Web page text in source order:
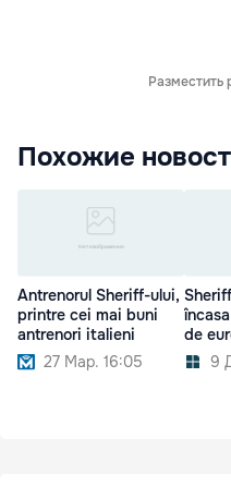
Разместить
Похожие
Antrenorul Sheriff-ului,
printre cei mai buni
antrenori italieni
27 Мар. 16:05
de
9